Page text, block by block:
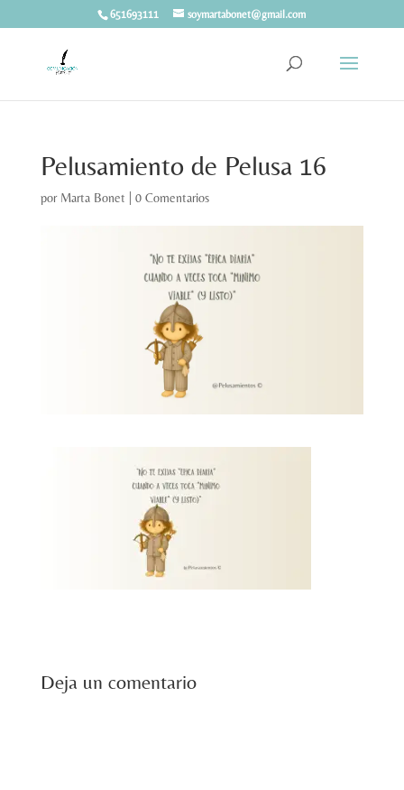
651693111 soymartabonet@gmail.com
Pelusamiento de Pelusa 16
por Marta Bonet 0 Comentarios
Deja un comentario